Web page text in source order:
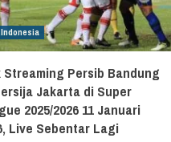
Streaming Persib Bandung
Jakarta di Super
2025/2026 11 Januari
Live Sebentar Lagi